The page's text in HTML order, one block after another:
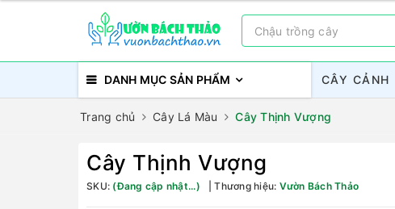
DANH MỤC SẢN PHẨM CÂY CẢNH
Trang chủ Cây Lá Màu Cây Thịnh Vượng
Cây Thịnh Vượng
SKU: (Đang cập nhật...) Thương hiệu: Vườn Bách Thảo